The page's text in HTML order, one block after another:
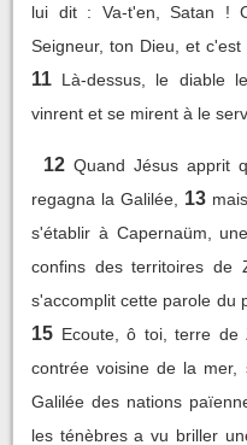
lui dit : Va-t'en, Satan !
Seigneur, ton Dieu, et
11 Là-dessus, le diable
vinrent et se mirent à le
12 Quand Jésus apprit
regagna la Galilée,
13
s'établir à Capernaüm,
confins des territoires de
s'accomplit cette parole du
15 Ecoute, ô toi, terre de
contrée voisine de la mer,
Galilée des nations
les ténèbres a vu briller